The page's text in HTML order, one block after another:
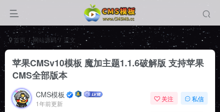
首页 网站源码 正文
苹果CMSv10模板 魔加主题1.1.6破解版 支持苹果
CMS全部版本
CMS模板
1年前更新
关注 私信